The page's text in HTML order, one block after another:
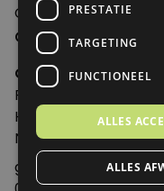
Contact
Contactgegevens
Genoeg
Postbus 595 - 3700
Huis ter Heideweg 13
Nederland
PRESTATIE
TARGETING
FUNCTIONEEL
ALLES
ALLES